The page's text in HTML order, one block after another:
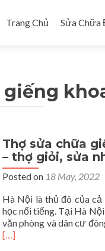
Trang Chủ
Sửa
giếng
Thợ sửa chữa
– thợ giỏi, sửa
Posted on 18 May, 2022
Hà Nội là thủ đô của
học nổi tiếng. Tại Hà
văn phòng và dân cư
[…]